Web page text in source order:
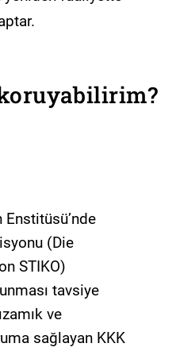
(Die
STIKO)
tavsiye
ve
sağlayan KKK